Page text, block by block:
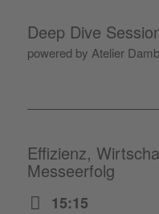
Deep Dive
powered by Atelier
Effizienz,
Messeerfolg
15:15